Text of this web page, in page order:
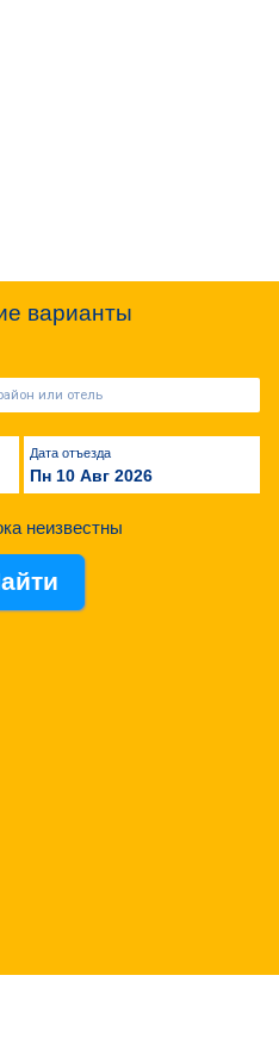
варианты
Дата отъезда
Пн 10 Авг 2026
неизвестны